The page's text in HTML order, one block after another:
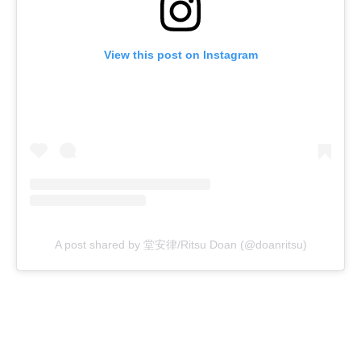
View this post on Instagram
A post shared by 堂安律/Ritsu Doan (@doanritsu)